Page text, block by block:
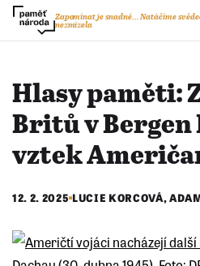
Zapomínat je snadné...Natáčíme
nezmizela
Hlasy paměti:
Britů v Bergen
vztek
12. 2. 2025 LUCIE KORCOVÁ,